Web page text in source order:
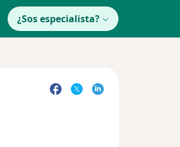
¿Sos especialista?